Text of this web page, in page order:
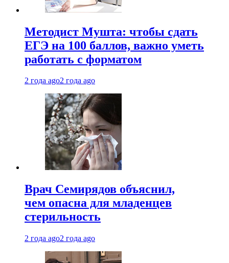
Методист Мушта: чтобы сдать
ЕГЭ на 100 баллов, важно уметь
работать с форматом
2 года ago2 года ago
Врач Семирядов объяснил,
чем опасна для младенцев
стерильность
2 года ago2 года ago